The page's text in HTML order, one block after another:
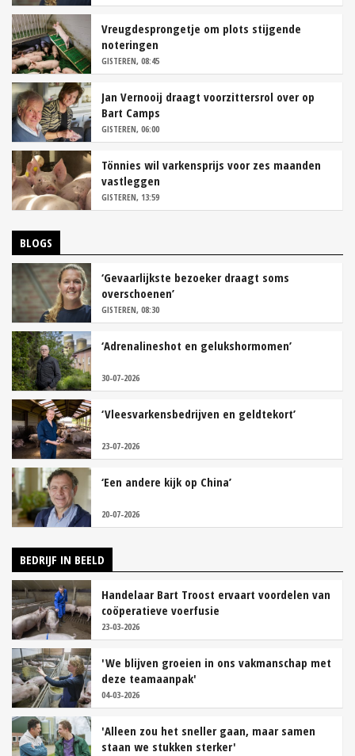
Vreugdesprongetje om plots stijgende
noteringen
GISTEREN, 08:45
Jan Vernooij draagt voorzittersrol over op
Bart Camps
GISTEREN, 06:00
Tönnies wil varkensprijs voor zes maanden
vastleggen
GISTEREN, 13:59
BLOGS
‘Gevaarlijkste bezoeker draagt soms
overschoenen’
GISTEREN, 08:30
‘Adrenalineshot en gelukshormomen’
30-07-2026
‘Vleesvarkensbedrijven en geldtekort’
23-07-2026
‘Een andere kijk op China’
20-07-2026
BEDRIJF IN BEELD
Handelaar Bart Troost ervaart voordelen van
coöperatieve voerfusie
23-03-2026
'We blijven groeien in ons vakmanschap met
deze teamaanpak'
04-03-2026
'Alleen zou het sneller gaan, maar samen
staan we stukken sterker'